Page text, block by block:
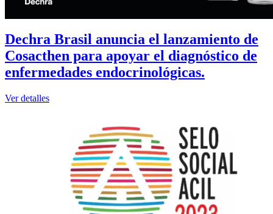
Dechra Brasil anuncia el lanzamiento de
Cosacthen para apoyar el diagnóstico de
enfermedades endocrinológicas.
Ver detalles